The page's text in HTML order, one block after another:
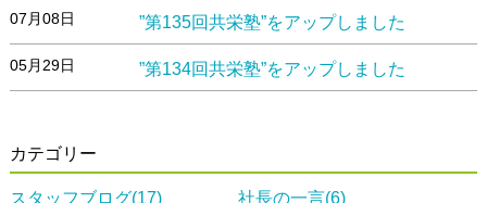
07月08日 ”第135回共栄塾”をアップしました
05月29日 ”第134回共栄塾”をアップしました
カテゴリー
スタッフブログ(17) 社長の一言(6)